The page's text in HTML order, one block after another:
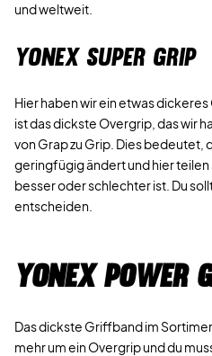
und weltweit.
YONEX SUPER GRIP
Hier haben wir ein etwas
ist das dickste Overgrip, das wir
von Grap zu Grip. Dies bedeutet,
geringfügig ändert und hier teilen
besser oder schlechter ist. Du
entscheiden.
Yonex Power
Das dickste Griffband im
mehr um ein Overgrip und du